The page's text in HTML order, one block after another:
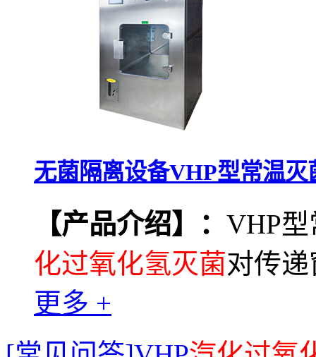
无菌隔离设备VHP型常温灭
【产品介绍】： VHP
化过氧化氢灭菌对传
更多 +